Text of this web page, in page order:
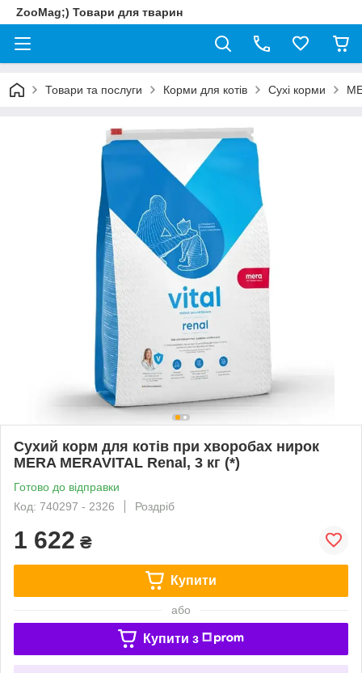
ZooMag;) Товари для тварин
Товари та послуги Корми для котів Сухі корми
Сухий корм для котів при хворобах нирок
MERA MERAVITAL Renal, 3 кг (*)
Готово до відправки
Код: 740297 - 2326
Роздріб
1 622 ₴
Купити
або
Купити з